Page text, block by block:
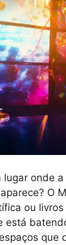
lugar onde
O
ou livros
está
que